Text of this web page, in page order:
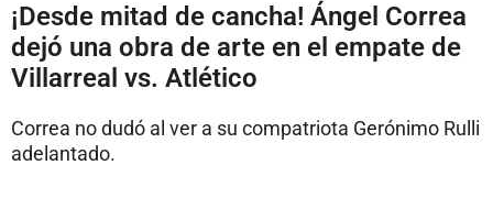
¡Desde mitad de cancha! Ángel Correa
dejó una obra de arte en el empate de
Villarreal vs. Atlético
Correa no dudó al ver a su compatriota Gerónimo Rulli
adelantado.